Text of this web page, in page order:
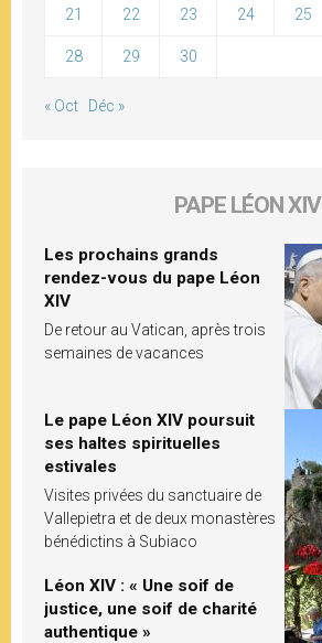
21 22 23 24 25
28 29 30
« Oct Déc »
PAPE LÉON XIV
Les prochains grands
rendez-vous du pape Léon
XIV
De retour au Vatican, après trois
semaines de vacances
Le pape Léon XIV poursuit
ses haltes spirituelles
estivales
Visites privées du sanctuaire de
Vallepietra et de deux monastères
bénédictins à Subiaco
Léon XIV : « Une soif de
justice, une soif de charité
authentique »